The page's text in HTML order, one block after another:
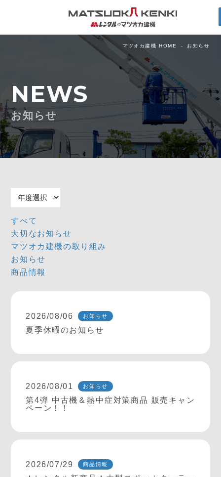
マツオカ建機 HOME お知らせ
NEWS
お知らせ
すべて
大切なお知らせ
マツオカ建機の取り組み
お知らせ
商品情報
2026/08/06 お知らせ
夏季休暇のお知らせ
2026/08/01 お知らせ
第4弾 中古機＆熱中症対策商品 販売キャン
ペーン！！
2026/07/29 商品情報